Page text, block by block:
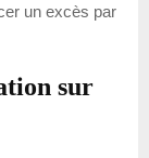
un excès par
sur